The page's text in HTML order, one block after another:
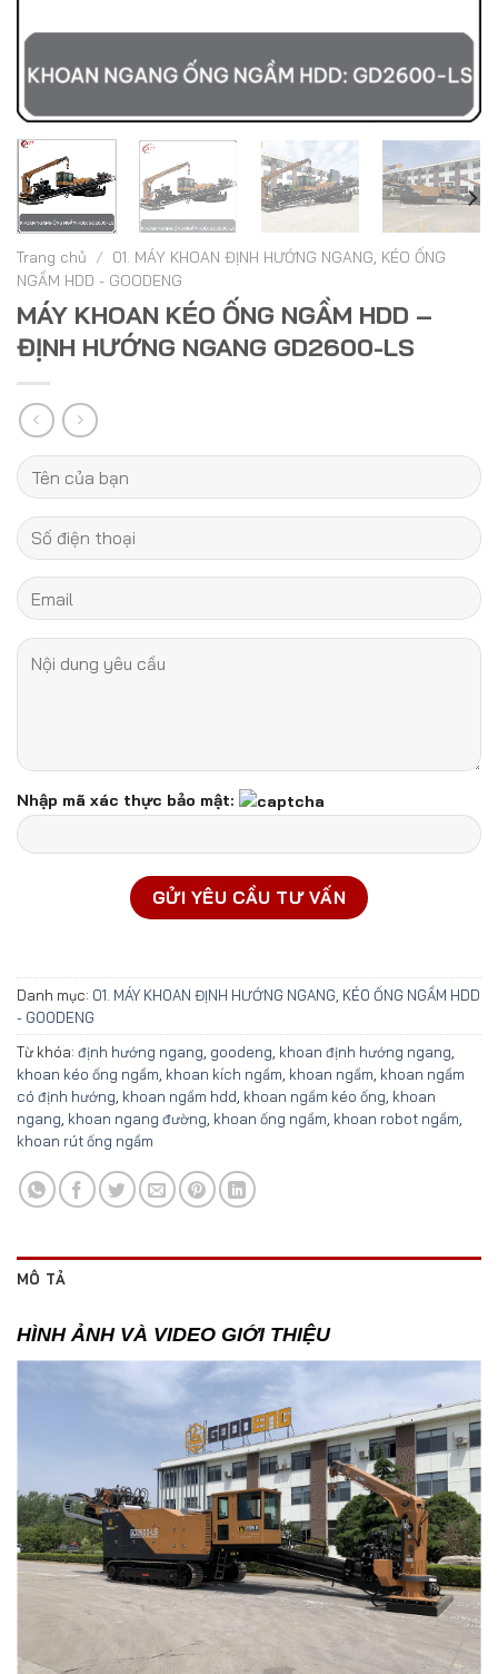
Trang chủ / 01. MÁY KHOAN ĐỊNH HƯỚNG NGANG, KÉO ỐNG
NGẦM HDD - GOODENG
MÁY KHOAN KÉO ỐNG NGẦM HDD –
ĐỊNH HƯỚNG NGANG GD2600-LS
Nhập mã xác thực bảo mật:
Danh mục: 01. MÁY KHOAN ĐỊNH HƯỚNG NGANG, KÉO ỐNG NGẦM HDD
- GOODENG
Từ khóa: định hướng ngang goodeng khoan định hướng ngang
khoan kéo ống ngầm khoan kích ngầm khoan ngầm khoan ngầm
có định hướng khoan ngầm hdd khoan ngầm kéo ống khoan
ngang khoan ngang đường khoan ống ngầm khoan robot ngầm
khoan rút ống ngầm
MÔ TẢ
HÌNH ẢNH VÀ VIDEO GIỚI THIỆU